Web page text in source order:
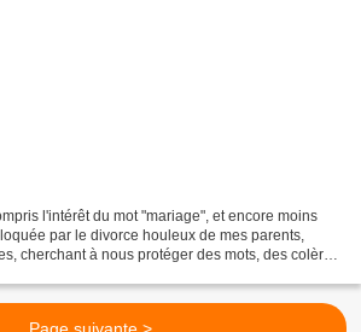
l'intérêt du mot "mariage", et encore moins
par le divorce houleux de mes parents,
cherchant à nous protéger des mots, des colères
Page suivante >